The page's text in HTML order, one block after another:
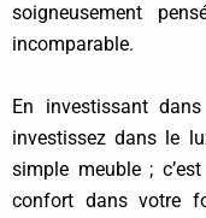
soigneusement
incomparable.
En investissant
investissez dans le
simple meuble ;
confort dans votre